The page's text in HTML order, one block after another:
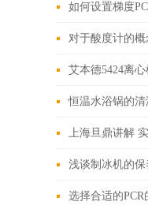
如何设置梯度
对于酸度计的概
艾本德5424离
恒温水浴锅的
上海旦鼎讲解
养方法
浅谈制冰机的
选择合适的